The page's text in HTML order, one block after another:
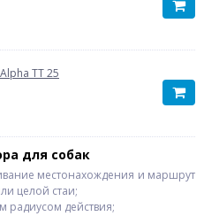
TT 25
для собак
местонахождения и маршрут
целой стаи;
радиусом действия;